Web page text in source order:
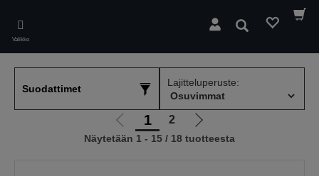
main
content
Valikko
Hae
Suodattimet
Lajitteluperuste:
Siirry
edelliselle
1 2
Siirry
seuraavalle
Näytetään 1 - 15 / 18 tuotteesta